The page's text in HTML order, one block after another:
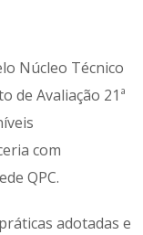
Núcleo Técnico
de Avaliação 21ª
com
QPC.
adotadas e